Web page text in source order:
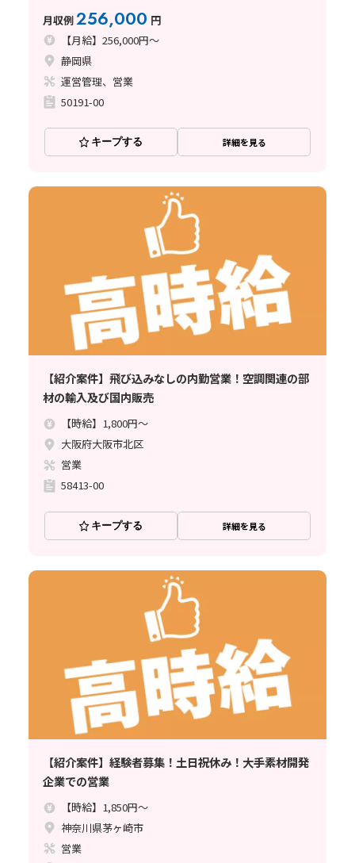
月収例256,000 円
【月給】256,000円～
静岡県
運営管理、営業
50191-00
キープする 詳細を見る
【紹介案件】飛び込みなしの内勤営業！空調関連の部
材の輸入及び国内販売
【時給】1,800円～
大阪府大阪市北区
営業
58413-00
キープする 詳細を見る
【紹介案件】経験者募集！土日祝休み！大手素材開発
企業での営業
【時給】1,850円～
神奈川県茅ヶ崎市
営業